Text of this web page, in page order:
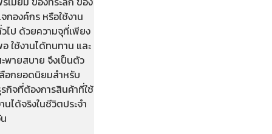
กองค์กร หรือใช้งาน
ไป ด้วยความจุที่เพียง
ใช้งานได้ทนทาน และ
พายสบาย จึงเป็นตัว
อกยอดนิยมสำหรับ
กิจที่ต้องการสินค้าที่ใช้
นได้จริงในชีวิตประจำ